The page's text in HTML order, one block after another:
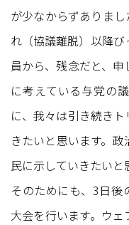
が少なからずありま
れ（協議離脱）以降
員から、残念だと、
に考えている与党の
に、我々は引き続き
きたいと思います。
民に示していきたいと
そのためにも、3日後
大会を行います。ウ